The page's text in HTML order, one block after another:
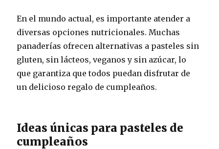
En el mundo actual, es importante atender a
diversas opciones nutricionales. Muchas
panaderías ofrecen alternativas a pasteles sin
gluten, sin lácteos, veganos y sin azúcar, lo
que garantiza que todos puedan disfrutar de
un delicioso regalo de cumpleaños.
Ideas únicas para pasteles de
cumpleaños